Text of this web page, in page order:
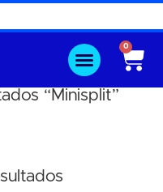
0
“Minisplit”